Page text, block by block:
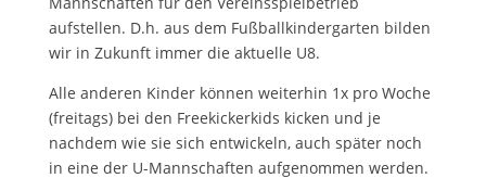
aufstellen. D.h. aus dem Fußballkindergarten bilden
wir in Zukunft immer die aktuelle U8.
Alle anderen Kinder können weiterhin 1x pro Woche
(freitags) bei den Freekickerkids kicken und je
nachdem wie sie sich entwickeln, auch später noch
in eine der U-Mannschaften aufgenommen werden.